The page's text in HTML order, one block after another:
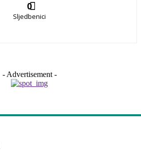
0
Sljedbenici
- Advertisement -